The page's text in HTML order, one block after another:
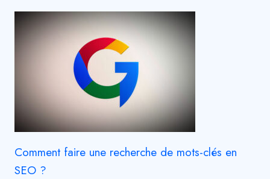
Comment faire une recherche de mots-clés en
SEO ?